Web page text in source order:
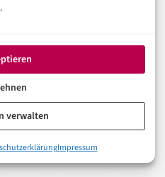
verwalten
Impressum
juristische. Sie ist eine
ist die EU bereit,
zu priorisieren? Ein
ist nicht Schutz –
wenn im Dezember
neu regelt